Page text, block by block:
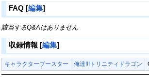
FAQ [編集]
該当するQ&Aはありません
収録情報 [編集]
キャラクターブースター 俺達!!!トリニティドラゴン